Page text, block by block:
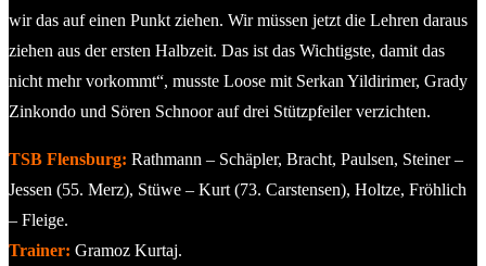
wir das auf einen Punkt ziehen. Wir müssen jetzt die Lehren daraus
ziehen aus der ersten Halbzeit. Das ist das Wichtigste, damit das
nicht mehr vorkommt“, musste Loose mit Serkan Yildirimer, Grady
Zinkondo und Sören Schnoor auf drei Stützpfeiler verzichten.
TSB Flensburg: Rathmann – Schäpler, Bracht, Paulsen, Steiner –
Jessen (55. Merz), Stüwe – Kurt (73. Carstensen), Holtze, Fröhlich
– Fleige.
Trainer: Gramoz Kurtaj.